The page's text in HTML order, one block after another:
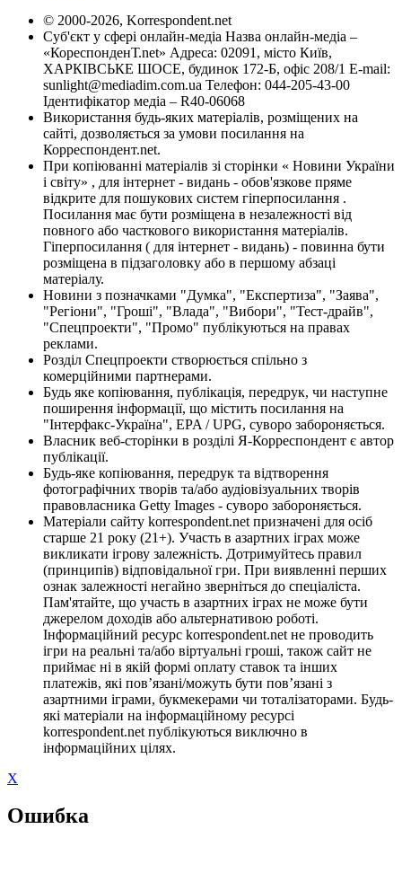
© 2000-2026, Korrespondent.net
Суб'єкт у сфері онлайн-медіа Назва онлайн-медіа –
«КореспонденТ.net» Адреса: 02091, місто Київ,
ХАРКІВСЬКЕ ШОСЕ, будинок 172-Б, офіс 208/1 E-mail:
sunlight@mediadim.com.ua Телефон: 044-205-43-00
Ідентифікатор медіа – R40-06068
Використання будь-яких матеріалів, розміщених на
сайті, дозволяється за умови посилання на
Корреспондент.net.
При копіюванні матеріалів зі сторінки « Новини України
і світу» , для інтернет - видань - обов'язкове пряме
відкрите для пошукових систем гіперпосилання .
Посилання має бути розміщена в незалежності від
повного або часткового використання матеріалів.
Гіперпосилання ( для інтернет - видань) - повинна бути
розміщена в підзаголовку або в першому абзаці
матеріалу.
Новини з позначками "Думка", "Експертиза", "Заява",
"Регіони", "Гроші", "Влада", "Вибори", "Тест-драйв",
"Спецпроекти", "Промо" публікуються на правах
реклами.
Розділ Спецпроекти створюється спільно з
комерційними партнерами.
Будь яке копіювання, публікація, передрук, чи наступне
поширення інформації, що містить посилання на
"Інтерфакс-Україна", EPA / UPG, суворо забороняється.
Власник веб-сторінки в розділі Я-Корреспондент є автор
публікації.
Будь-яке копіювання, передрук та відтворення
фотографічних творів та/або аудіовізуальних творів
правовласника Getty Images - суворо забороняється.
Матеріали сайту korrespondent.net призначені для осіб
старше 21 року (21+). Участь в азартних іграх може
викликати ігрову залежність. Дотримуйтесь правил
(принципів) відповідальної гри. При виявленні перших
ознак залежності негайно зверніться до спеціаліста.
Пам'ятайте, що участь в азартних іграх не може бути
джерелом доходів або альтернативою роботі.
Інформаційний ресурс korrespondent.net не проводить
ігри на реальні та/або віртуальні гроші, також сайт не
приймає ні в якій формі оплату ставок та інших
платежів, які пов’язані/можуть бути пов’язані з
азартними іграми, букмекерами чи тоталізаторами. Будь-
які матеріали на інформаційному ресурсі
korrespondent.net публікуються виключно в
інформаційних цілях.
X
Ошибка